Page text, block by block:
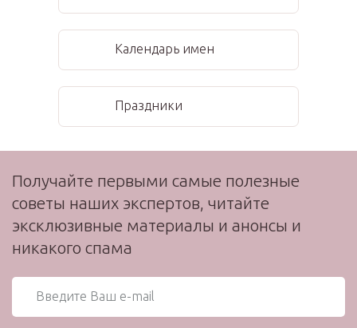
Календарь имен
Праздники
Получайте первыми самые полезные
советы наших экспертов, читайте
эксклюзивные материалы и анонсы и
никакого спама